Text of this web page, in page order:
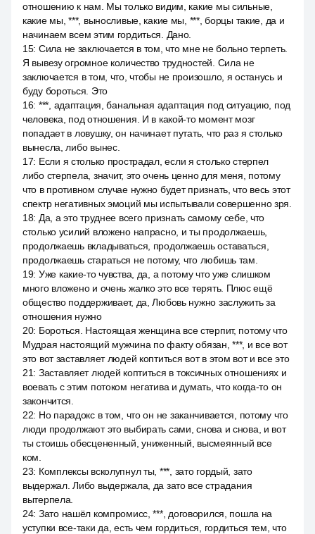
отношению к нам. Мы только видим, какие мы сильные,
какие мы, ***, выносливые, какие мы, ***, борцы такие, да и
начинаем всем этим гордиться. Дано.
15: Сила не заключается в том, что мне не больно терпеть.
Я вывезу огромное количество трудностей. Сила не
заключается в том, что, чтобы не произошло, я останусь и
буду бороться. Это
16: ***, адаптация, банальная адаптация под ситуацию, под
человека, под отношения. И в какой-то момент мозг
попадает в ловушку, он начинает путать, что раз я столько
вынесла, либо вынес.
17: Если я столько прострадал, если я столько стерпел
либо стерпела, значит, это очень ценно для меня, потому
что в противном случае нужно будет признать, что весь этот
спектр негативных эмоций мы испытывали совершенно зря.
18: Да, а это труднее всего признать самому себе, что
столько усилий вложено напрасно, и ты продолжаешь,
продолжаешь вкладываться, продолжаешь оставаться,
продолжаешь стараться не потому, что любишь там.
19: Уже какие-то чувства, да, а потому что уже слишком
много вложено и очень жалко это все терять. Плюс ещё
общество поддерживает, да, Любовь нужно заслужить за
отношения нужно
20: Бороться. Настоящая женщина все стерпит, потому что
Мудрая настоящий мужчина по факту обязан, ***, и все вот
это вот заставляет людей коптиться вот в этом вот и все это
21: Заставляет людей коптиться в токсичных отношениях и
воевать с этим потоком негатива и думать, что когда-то он
закончится.
22: Но парадокс в том, что он не заканчивается, потому что
люди продолжают это выбирать сами, снова и снова, и вот
ты стоишь обесцененный, униженный, высмеянный все
ком.
23: Комплексы всколупнул ты, ***, зато гордый, зато
выдержал. Либо выдержала, да зато все страдания
вытерпела.
24: Зато нашёл компромисс, ***, договорился, пошла на
уступки все-таки да, есть чем гордиться, гордиться тем, что